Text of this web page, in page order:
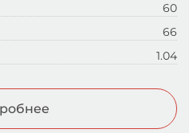
60
66
1.04